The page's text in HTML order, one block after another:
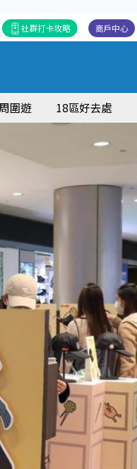
商戶中心
社群打卡攻略
圍遊 18區好去處